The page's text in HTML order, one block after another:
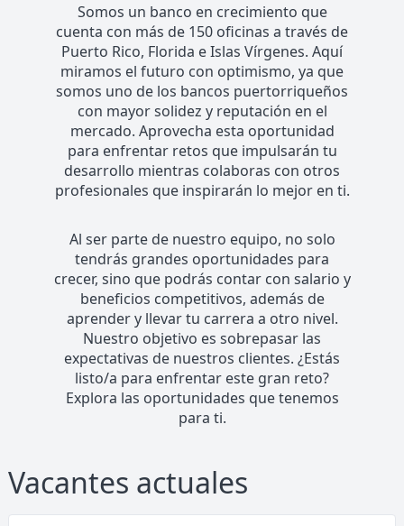
Somos un banco en crecimiento que
cuenta con más de 150 oficinas a través de
Puerto Rico, Florida e Islas Vírgenes. Aquí
miramos el futuro con optimismo, ya que
somos uno de los bancos puertorriqueños
con mayor solidez y reputación en el
mercado. Aprovecha esta oportunidad
para enfrentar retos que impulsarán tu
desarrollo mientras colaboras con otros
profesionales que inspirarán lo mejor en ti.
Al ser parte de nuestro equipo, no solo
tendrás grandes oportunidades para
crecer, sino que podrás contar con salario y
beneficios competitivos, además de
aprender y llevar tu carrera a otro nivel.
Nuestro objetivo es sobrepasar las
expectativas de nuestros clientes. ¿Estás
listo/a para enfrentar este gran reto?
Explora las oportunidades que tenemos
para ti.
Vacantes actuales